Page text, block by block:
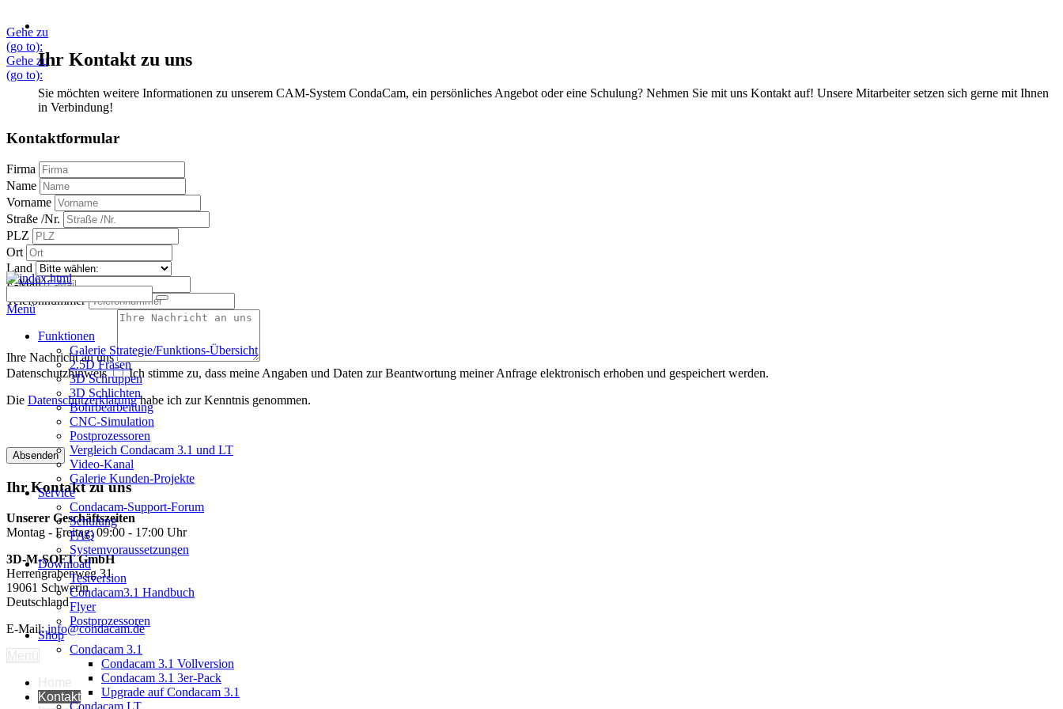
Gehe zu
(go to):
Gehe zu
(go to):
Menü
Funktionen
Galerie Strategie/Funktions-Übersicht
2.5D Fräsen
3D Schruppen
3D Schlichten
Bohrbearbeitung
CNC-Simulation
Postprozessoren
Vergleich Condacam 3.1 und LT
Video-Kanal
Galerie Kunden-Projekte
Service
Condacam-Support-Forum
Schulung
FAQ
Systemvoraussetzungen
Download
Testversion
Condacam3.1 Handbuch
Flyer
Postprozessoren
Shop
Condacam 3.1
Condacam 3.1 Vollversion
Condacam 3.1 3er-Pack
Upgrade auf Condacam 3.1
Condacam LT
Ihr Kontakt zu uns
Sie möchten weitere Informationen zu unserem CAM-System CondaCam, ein persönliches Angebot oder eine Schulung? Nehmen Sie mit uns Kontakt auf! Unsere Mitarbeiter setzen sich gerne mit Ihnen
in Verbindung!
Kontaktformular
Firma
Name
Vorname
Straße /Nr.
PLZ
Ort
Land
E-Mail
Telefonnummer
Ihre Nachricht an uns
Datenschutzhinweis
Ich stimme zu, dass meine Angaben und Daten zur Beantwortung meiner Anfrage elektronisch erhoben und gespeichert werden.
Die Datenschutzerklärunghabe ich zur Kenntnis genommen.
Ihr Kontakt zu uns
Unserer Geschäftszeiten
Montag - Freitag: 09:00 - 17:00 Uhr
3D-M-SOFT GmbH
Herrengrabenweg 31
19061 Schwerin
Deutschland
E-Mail:info@condacam.de
Menü
Home
Kontakt